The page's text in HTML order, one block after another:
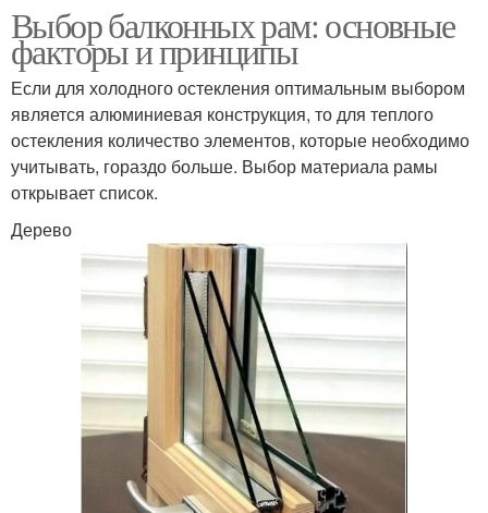
Выбор балконных рам: основные
факторы и принципы
Если для холодного остекления оптимальным выбором
является алюминиевая конструкция, то для теплого
остекления количество элементов, которые необходимо
учитывать, гораздо больше. Выбор материала рамы
открывает список.
Дерево